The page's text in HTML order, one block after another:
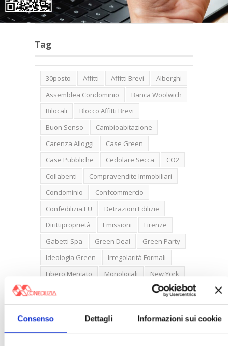
Consenso Dettagli Informazioni sui cookie
Tag
30posto Affitti Affitti Brevi
Alberghi
Assemblea Condominio
Banca Woolwich
Bilocali
Blocco Affitti Brevi
Buon Senso
Cambioabitazione
Carenza Alloggi
Case Green
Case Pubbliche
Cedolare Secca
CO2
Collabenti
Compravendite Immobiliari
Condominio
Confcommercio
Confedilizia.EU
Detrazioni Edilizie
Dirittiproprietà
Emissioni
Firenze
Gabetti Spa
Green Deal
Green Party
Ideologia Green
Irregolarità Formali
Libero Mercato
Monolocali
New York
Nudaproprietà
Prima Casa
Proprietari Casa
Rendite Catastali
Rivoluzioneliberale